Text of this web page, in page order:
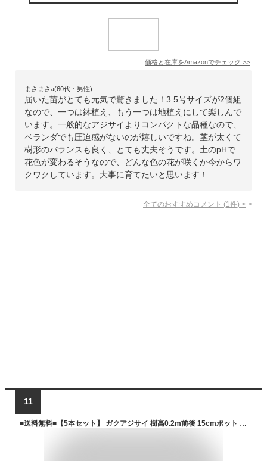
価格と在庫をAmazonでチェック >>
まさまさa(60代・男性)
届いた苗がとても元気で驚きました！3.5号サイズが2個組
なので、一つは鉢植え、もう一つは地植えにして楽しんで
います。一般的なアジサイよりコンパクトな品種なので、
ベランダでも圧迫感がないのが嬉しいですね。茎が太くて
樹形のバランスも良く、とても丈夫そうです。土のpHで
花色が変わるそうなので、どんな色の花が咲くか今からワ
クワクしています。大事に育てたいと思います！
全てのおすすめコメント (1 件) >
11
■送料無料■【5本セット】 ガクアジサイ 樹高0.2m前後 15cmポット 色指定なし 額紫陽花 がくあじさい 額あじさい 苗木 苗 植木 庭木 生け垣 花を楽しむ木 初夏に花を咲かせる植木特集